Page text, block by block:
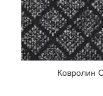
Ковролин